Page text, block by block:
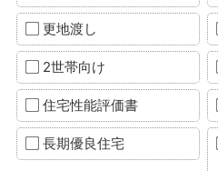
更地渡し
2世帯向け
住宅性能評価書
長期優良住宅